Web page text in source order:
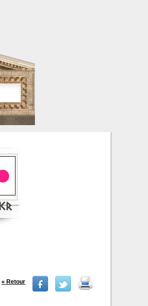
« Retour